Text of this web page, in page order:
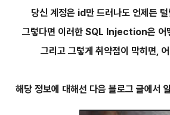
당신 계정은 id만 드러나도 언제든
그렇다면 이러한 SQL Injection은 어
그리고 그렇게 취약점이 막히면,
해당 정보에 대해선 다음 블로그 글에서